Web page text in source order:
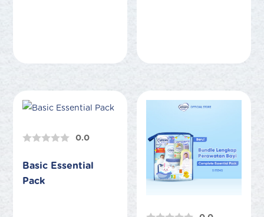
0.0
Basic Essential
Pack